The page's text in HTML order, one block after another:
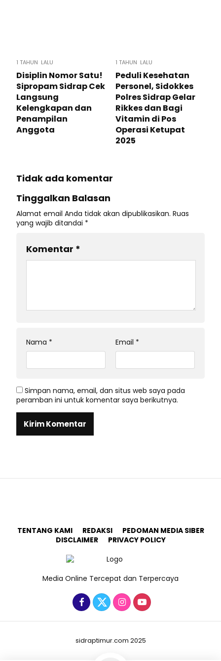
1 TAHUN LALU
Disiplin Nomor Satu!
Sipropam Sidrap Cek
Langsung
Kelengkapan dan
Penampilan
Anggota
1 TAHUN LALU
Peduli Kesehatan
Personel, Sidokkes
Polres Sidrap Gelar
Rikkes dan Bagi
Vitamin di Pos
Operasi Ketupat
2025
Tidak ada komentar
Tinggalkan Balasan
Alamat email Anda tidak akan dipublikasikan. Ruas
yang wajib ditandai *
Komentar *
Nama * Email *
Simpan nama, email, dan situs web saya pada
peramban ini untuk komentar saya berikutnya.
TENTANG KAMI REDAKSI
PEDOMAN MEDIA SIBER
DISCLAIMER
PRIVACY POLICY
Media Online Tercepat dan Terpercaya
sidraptimur.com 2025